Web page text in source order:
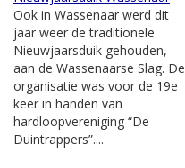
Ook in Wassenaar werd dit
jaar weer de traditionele
Nieuwjaarsduik gehouden,
aan de Wassenaarse Slag. De
organisatie was voor de 19e
keer in handen van
hardloopvereniging “De
Duintrappers”....